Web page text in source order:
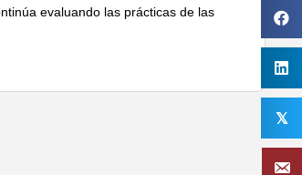
evaluando las prácticas de las
𝕏